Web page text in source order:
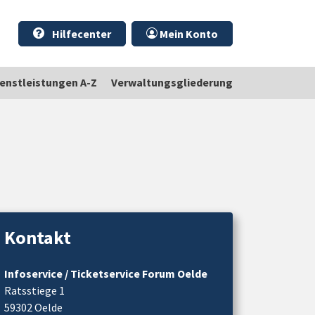
Hilfecenter
Mein Konto
A-Z Verwaltungsgliederung
Kontakt
Infoservice / Ticketservice Forum Oelde
Ratsstiege 1
59302 Oelde